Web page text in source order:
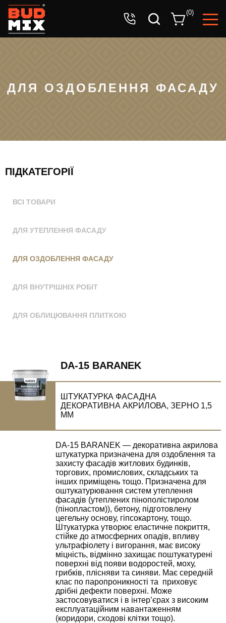
(0)
Очікуйте дзвінок оператора.
ДЛЯ ОЗДОБЛЕННЯ ФАСАДУ
ПІДКАТЕГОРІЇ
ВСІ ТОВАРИ
ДЛЯ УТЕПЛЕННЯ ФАСАДУ
ДЛЯ ОЗДОБЛЕННЯ ФАСАДУ
ДЛЯ ВНУТРІШНІХ РОБІТ
ДЛЯ ОБЛИЦЮВАННЯ ПЛИТКОЮ
DA-15 BARANEK
ШТУКАТУРКА ФАСАДНА
ДЕКОРАТИВНА АКРИЛОВА, ЗЕРНО 1,5
ММ
DA-15 BARANEK — декоративна акрилова
штукатурка призначена для оздоблення та
захисту фасадів житлових будинків,
торгових, промислових, складських та
інших приміщень тощо. Призначена для
оштукатурювання систем утеплення
фасадів (утеплених пінополістиролом
(пінопластом)), бетону, підготовлену
цегельну основу, гіпсокартону, тощо.
Штукатурка утворює еластичне покриття,
стійке до атмосферних опадів, впливу
ультрафіолету і вигорання, має високу
міцність, відмінно захищає поштукатурені
поверхні від появи водоростей, моху,
грибків, плісняви та синяви. Має середній
клас по паропроникності та приховує
дрібні дефекти поверхні. Може
застосовуватися і в інтер’єрах з високим
експлуатаційним навантаженням
(коридори, сходові клітки тощо).